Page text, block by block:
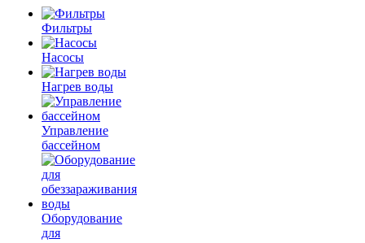
Фильтры
Насосы
Нагрев воды
Управление
бассейном
Оборудование
для